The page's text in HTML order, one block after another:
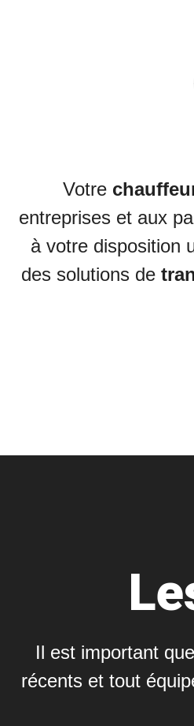
Votre
entreprises et aux
à votre disposition
des solutions de
Il est important
récents et tout